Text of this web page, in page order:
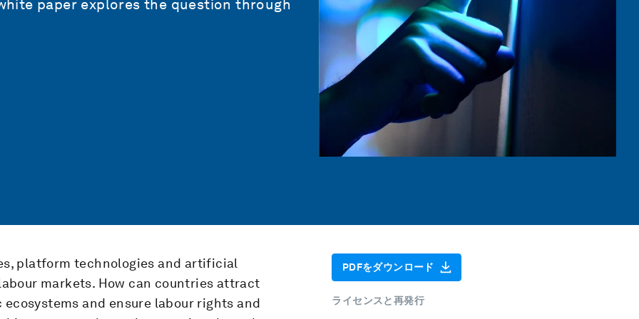
paper explores the question through
platform technologies and artificial
markets. How can countries attract
and ensure labour rights and
PDFをダウンロード
ライセンスと再発行